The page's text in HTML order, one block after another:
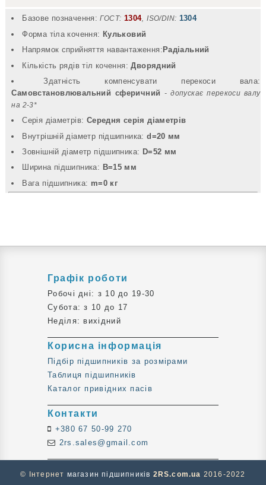
Базове позначення: ГОСТ: 1304,ISO/DIN: 1304
Форма тіла кочення: Кульковий
Напрямок сприйняття навантаження: Радіальний
Кількість рядів тіл кочення:Дворядний
Здатність компенсувати перекоси вала:
Самовстановлювальний сферичний- допускає перекоси валу
на 2-3*
Серія діаметрів: Середня серія діаметрів
Внутрішній діаметр підшипника:d=20 мм
Зовнішній діаметр підшипника: D=52 мм
Ширина підшипника: B=15 мм
Вага підшипника: m=0 кг
Графік роботи
Робочі дні: з 10 до 19-30
Субота: з 10 до 17
Неділя: вихідний
Корисна інформація
Підбір підшипників за розмірами
Таблиця підшипників
Каталог привідних пасів
Контакти
+380 67 50-99 270
2rs.sales@gmail.com
© Інтернет магазин підшипників 2RS.com.ua 2016-2022